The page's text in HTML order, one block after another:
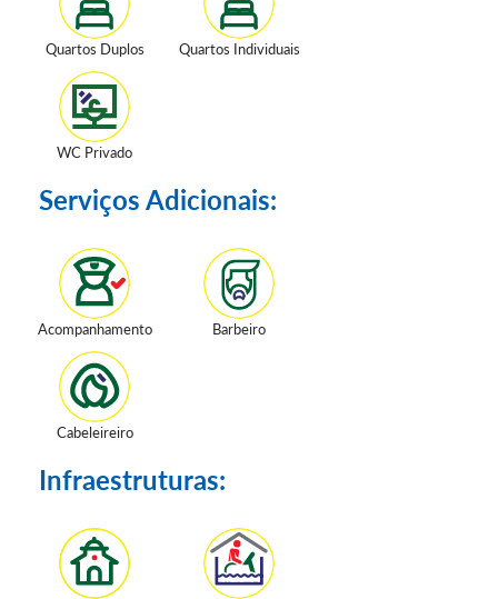
Quartos Duplos Quartos Individuais
WC Privado
Serviços Adicionais:
Acompanhamento Barbeiro
Cabeleireiro
Infraestruturas: